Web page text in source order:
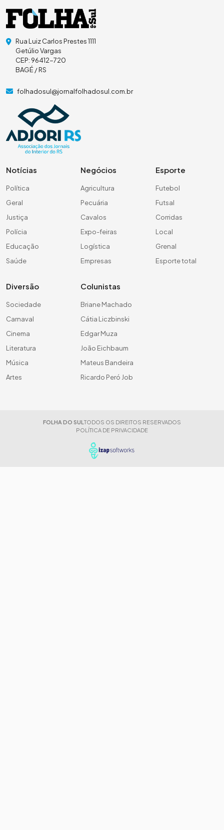
Rua Luiz Carlos Prestes 1111
Getúlio Vargas
CEP: 96412-720
BAGÉ / RS
folhadosul@jornalfolhadosul.com.br
Notícias
Política
Geral
Justiça
Polícia
Educação
Saúde
Negócios
Agricultura
Pecuária
Cavalos
Expo-feiras
Logística
Empresas
Esporte
Futebol
Futsal
Corridas
Local
Grenal
Esporte total
Diversão
Sociedade
Carnaval
Cinema
Literatura
Música
Artes
Colunistas
Briane Machado
Cátia Liczbinski
Edgar Muza
João Eichbaum
Mateus Bandeira
Ricardo Peró Job
FOLHA DO SUL TODOS OS DIREITOS RESERVADOS
POLÍTICA DE PRIVACIDADE